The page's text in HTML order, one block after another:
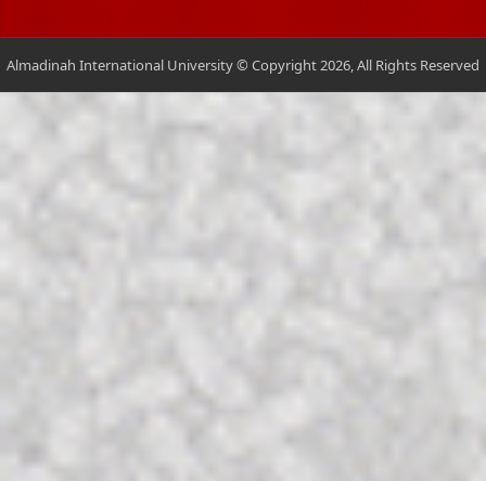
Almadinah International University © Copyright 2026, All Rights Reserved